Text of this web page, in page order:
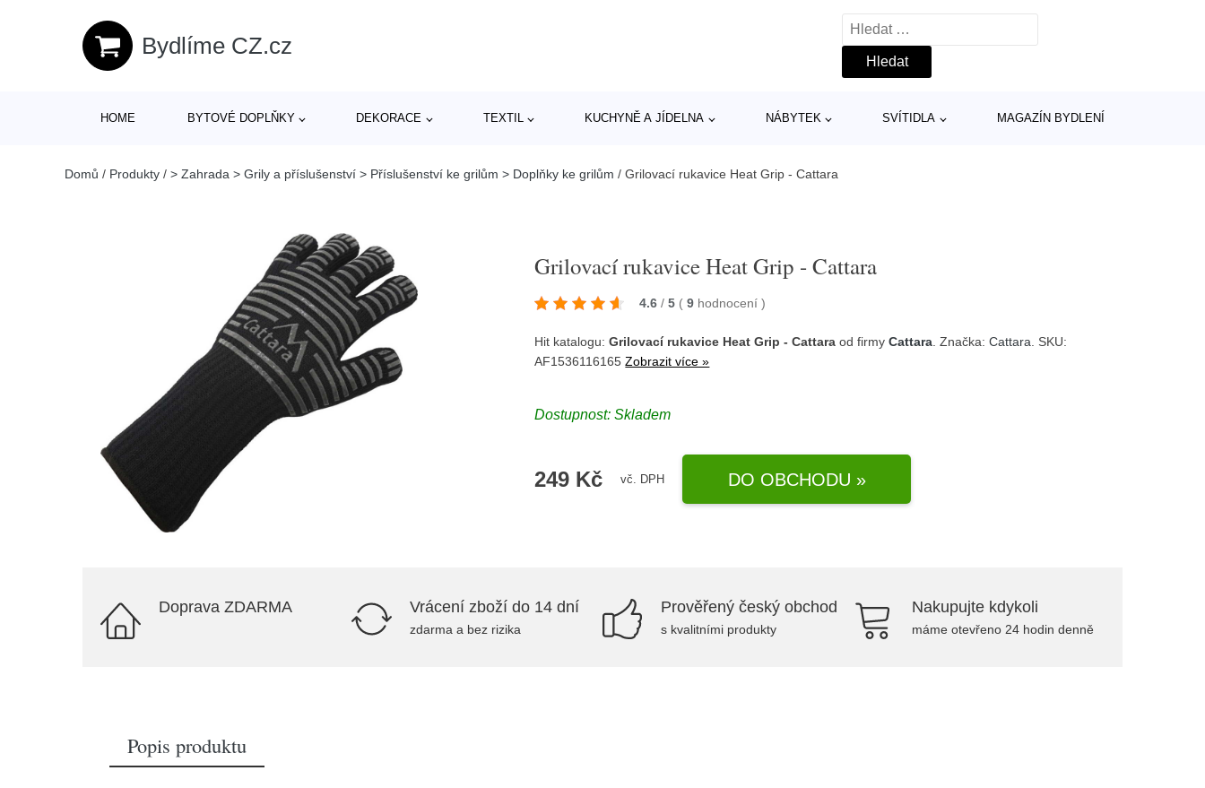
Bydlíme CZ.cz
Vyhledávání
HOME BYTOVÉ DOPLŇKY DEKORACE TEXTIL KUCHYNĚ A JÍDELNA NÁBYTEK SVÍTIDLA MAGAZÍN BYDLENÍ
Domů / Produkty / > Zahrada > Grily a příslušenství > Příslušenství ke grilům > Doplňky ke grilům / Grilovací rukavice Heat Grip - Cattara
Grilovací rukavice Heat Grip - Cattara
4.6 / 5 ( 9 hodnocení)
Hit katalogu:Grilovací rukavice Heat Grip - Cattara od firmyCattara . Značka:Cattara . SKU:
AF1536116165Zobrazit více »
Dostupnost:Skladem
249 Kč vč. DPH DO OBCHODU »
Doprava ZDARMA Vrácení zboží do 14 dní
zdarma a bez rizika
Prověřený český obchod
s kvalitními produkty
Nakupujte kdykoli
máme otevřeno 24 hodin denně
Popis produktu